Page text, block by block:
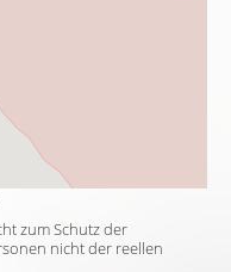
zum Schutz der
nicht der reellen